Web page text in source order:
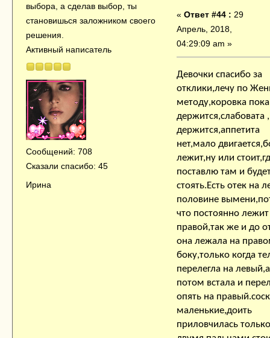
выбора, а сделав выбор, ты
становишься заложником своего
решения.
Активный написатель
Сообщений: 708
Сказали спасибо: 45
Ирина
« Ответ #44 : 29
Апрель, 2018,
04:29:09 am »
Девочки спасибо за
отклики,лечу по
методу,коровка пока
держится,слабовата
держится,аппетита
нет,мало
лежит,ну или
поставлю там и
стоять.Есть отек на
половине
что постоянно
правой,так же и до
она лежала на
боку,только когда
перелегла на левый,а
потом встала и
опять на
маленькие,доить
приловчилась только